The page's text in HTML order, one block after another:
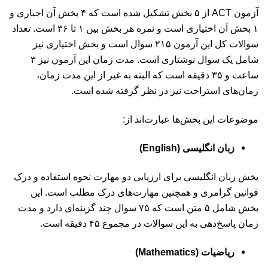
آزمون ACT از ۵ بخش تشکیل شده است که ۴ بخش آن اجباری و
۱ بخش آن اختیاری است و نمره هر بخش بین ۱ تا ۳۶ است. تعداد
سوالات کل این آزمون ۲۱۵ سوال است و بخش اختیاری نیز
شامل یک سوال نوشتاری است. مدت زمان این آزمون نیز ۳
ساعت و ۳۵ دقیقه است که البته به غیر از این مدت زمان،
زمان‌های استراحت نیز در نظر گرفته شده است.
موضوعات این بخش‌ها عبارت‌اند از:
زبان انگلیسی (English)
بخش زبان انگلیسی برای ارزیابی دو مهارت نحوه استفاده و درک
قوانین گرامری و همچنین مهارت‌های درک مطلب است. این
بخش شامل ۵ متن است که ۷۵ سوال چند گزینه‌ای دارد و مدت
زمان پاسخ‌دهی به این سوالات در مجموع ۴۵ دقیقه است.
ریاضیات (Mathematics)